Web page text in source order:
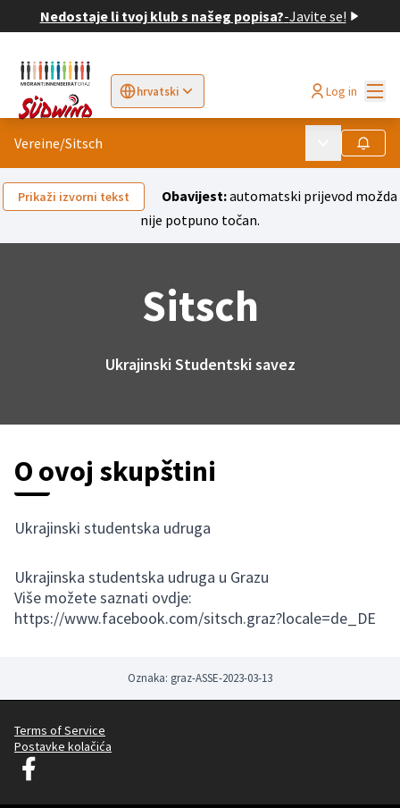
Nedostaje li tvoj klub s našeg popisa?-Javite se!
hrvatski
Sprache wählen Elegir el idioma
Log in
Vereine/Sitsch Glavni Počni
Prikaži izvorni tekst Obavijest:automatski prijevod možda
nije potpuno točan.
Sitsch
Ukrajinski Studentski savez
O ovoj skupštini
Ukrajinski studentska udruga
Ukrajinska studentska udruga u Grazu
Više možete saznati ovdje:
https://www.facebook.com/sitsch.graz?locale=de_DE
Oznaka: graz-ASSE-2023-03-13
Terms of Service
Postavke kolačića
Graz Gemeinsam Gestalten na Facebooku